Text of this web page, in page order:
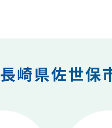
長崎県佐世保